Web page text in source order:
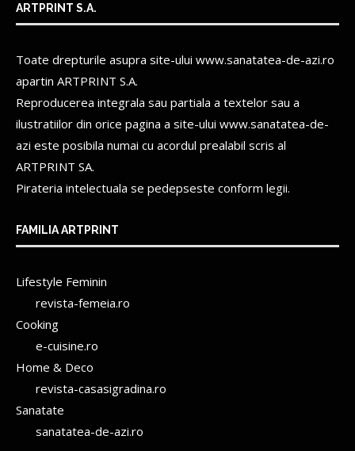
ARTPRINT S.A.
Toate drepturile asupra site-ului www.sanatatea-de-azi.ro
apartin ARTPRINT S.A.
Reproducerea integrala sau partiala a textelor sau a
ilustratiilor din orice pagina a site-ului www.sanatatea-de-
azi este posibila numai cu acordul prealabil scris al
ARTPRINT SA.
Pirateria intelectuala se pedepseste conform legii.
FAMILIA ARTPRINT
Lifestyle Feminin
revista-femeia.ro
Cooking
e-cuisine.ro
Home & Deco
revista-casasigradina.ro
Sanatate
sanatatea-de-azi.ro